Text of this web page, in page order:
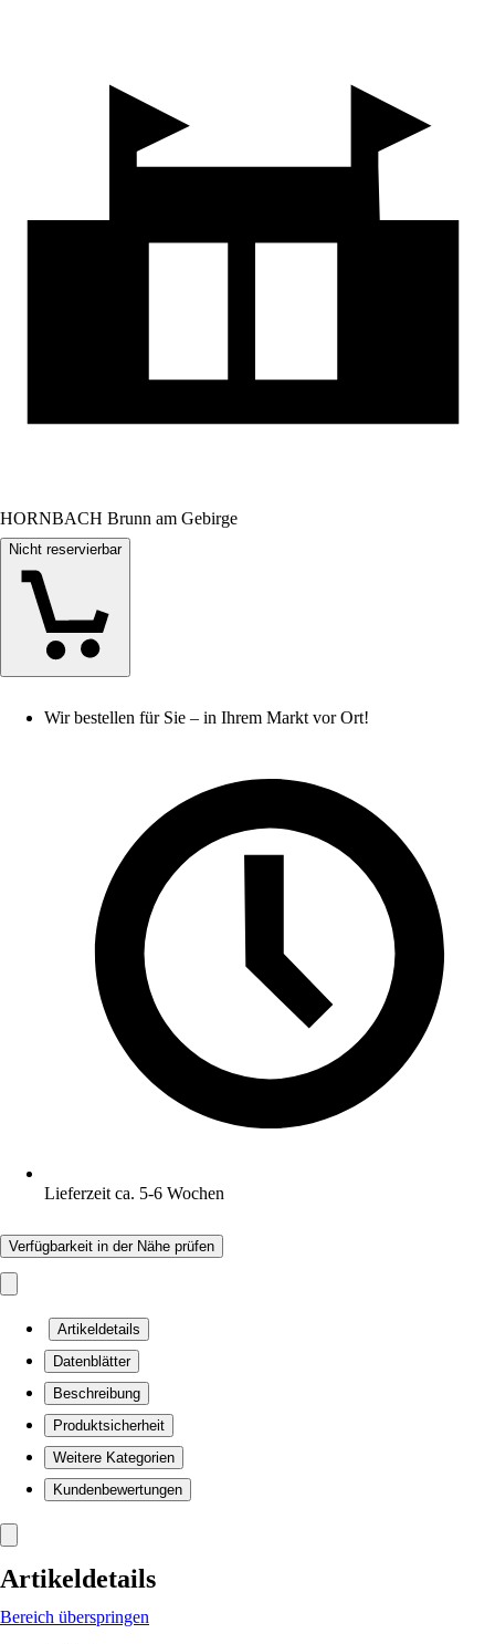
HORNBACH Brunn am Gebirge
Nicht reservierbar
Wir bestellen für Sie – in Ihrem Markt vor Ort!
Lieferzeit ca. 5-6 Wochen
Verfügbarkeit in der Nähe prüfen
Artikeldetails
Datenblätter
Beschreibung
Produktsicherheit
Weitere Kategorien
Kundenbewertungen
Artikeldetails
Bereich überspringen